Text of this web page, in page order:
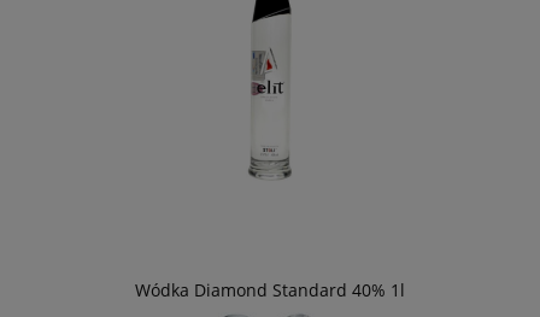
Wódka Diamond Standard 40% 1l